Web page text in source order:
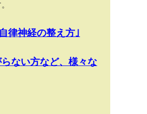
律神経の整え方｣
ない方など、様々な